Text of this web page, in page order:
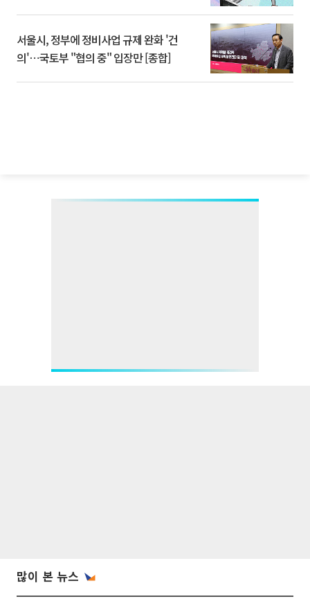
서울시, 정부에 정비사업 규제 완화 '건
의'⋯국토부 "협의 중" 입장만 [종합]
많이 본 뉴스